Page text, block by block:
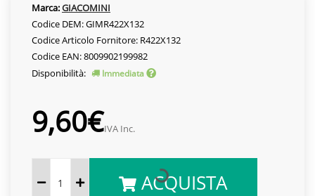
Marca:GIACOMINI
Codice DEM: GIMR422X132
Codice Articolo Fornitore: R422X132
Codice EAN: 8009902199982
Disponibilità:
Immediata
9,60€IVA Inc.
ACQUISTA